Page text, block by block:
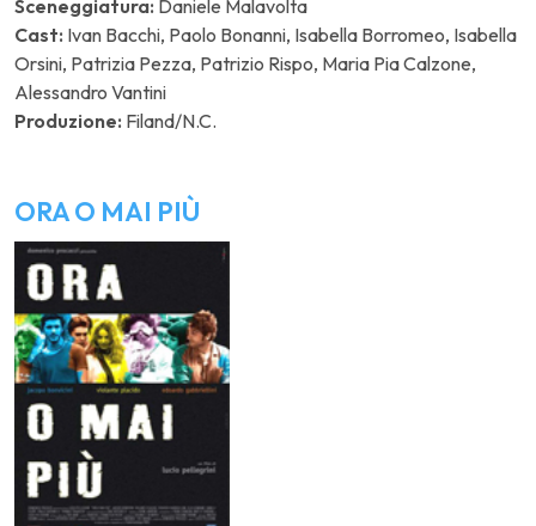
Sceneggiatura: Daniele Malavolta
Cast: Ivan Bacchi, Paolo Bonanni, Isabella Borromeo, Isabella
Orsini, Patrizia Pezza, Patrizio Rispo, Maria Pia Calzone,
Alessandro Vantini
Produzione: Filand/N.C.
ORA O MAI PIÙ